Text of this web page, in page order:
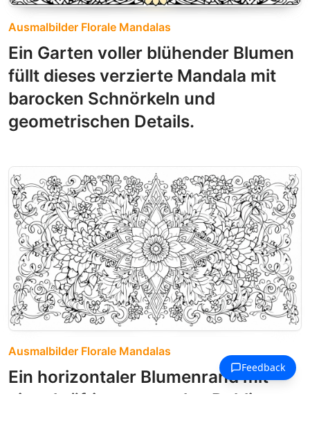
Ausmalbilder Florale Mandalas
Ein Garten voller blühender Blumen
füllt dieses verzierte Mandala mit
barocken Schnörkeln und
geometrischen Details.
Ausmalbilder Florale Mandalas
Ein horizontaler Blumenrand mit
einer kräftigen zentralen Dahlie,